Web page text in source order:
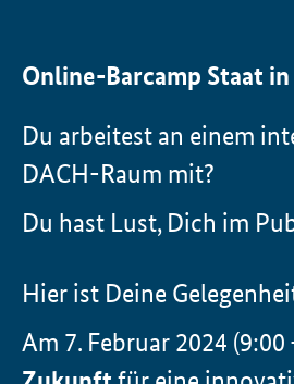
Online-Barcamp Staat
Du arbeitest an einem
DACH-Raum mit?
Du hast Lust, Dich im
Hier ist Deine
Am 7. Februar 2024